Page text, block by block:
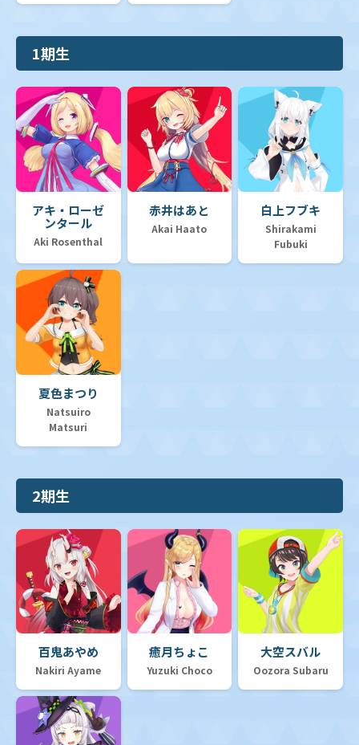
1期生
アキ・ローゼ
ンタール
Aki Rosenthal
赤井はあと
Akai Haato
白上フブキ
Shirakami
Fubuki
夏色まつり
Natsuiro
Matsuri
2期生
百鬼あやめ
Nakiri Ayame
癒月ちょこ
Yuzuki Choco
大空スバル
Oozora Subaru